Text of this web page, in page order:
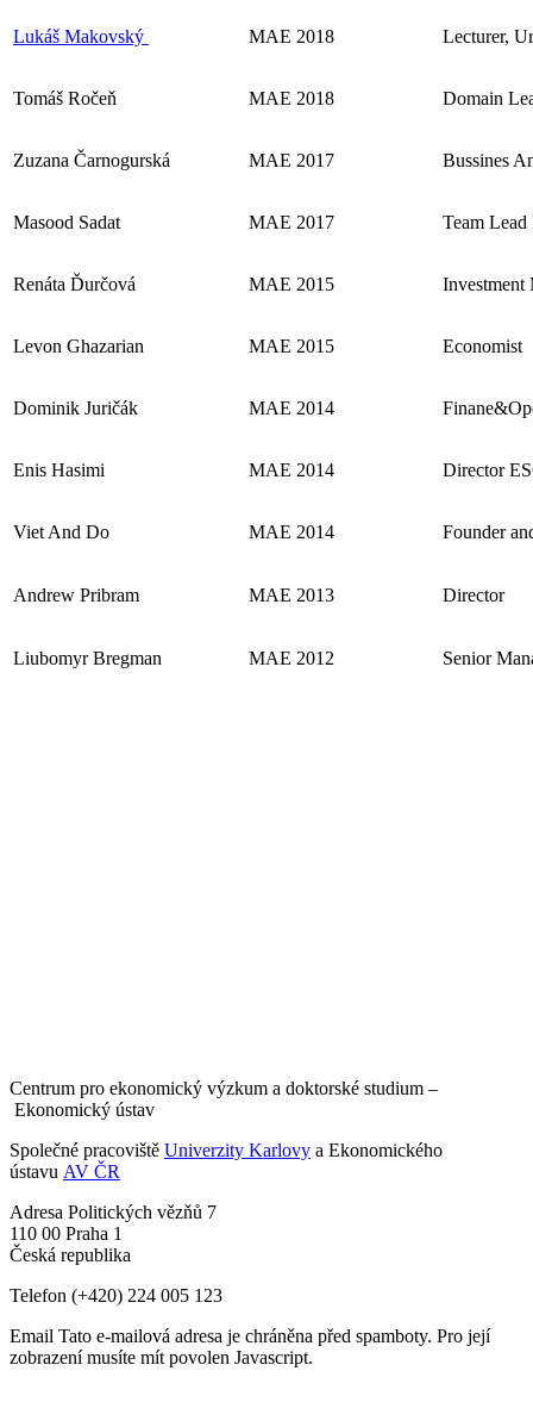
Lukáš Makovský MAE 2018 Lecturer,
Tomáš Ročeň MAE 2018 Domain
Zuzana Čarnogurská MAE 2017 Bussines
Masood Sadat MAE 2017 Team
Renáta Ďurčová MAE 2015 Investment
Levon Ghazarian MAE 2015 Economist
Dominik Juričák MAE 2014
Enis Hasimi MAE 2014 Director
Viet And Do MAE 2014 Founder
Andrew Pribram MAE 2013 Director
Liubomyr Bregman MAE 2012 Senior
Centrum pro ekonomický výzkum a doktorské studium –
Ekonomický ústav
Společné pracoviště Univerzity Karlovy a Ekonomického
ústavu AV ČR
Adresa Politických vězňů 7
110 00 Praha 1
Česká republika
Telefon (+420) 224 005 123
Email Tato e-mailová adresa je chráněna před spamboty. Pro její
zobrazení musíte mít povolen Javascript.